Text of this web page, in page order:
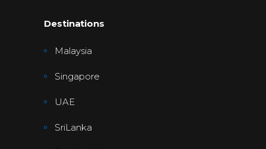
Destinations
Malaysia
Singapore
UAE
SriLanka